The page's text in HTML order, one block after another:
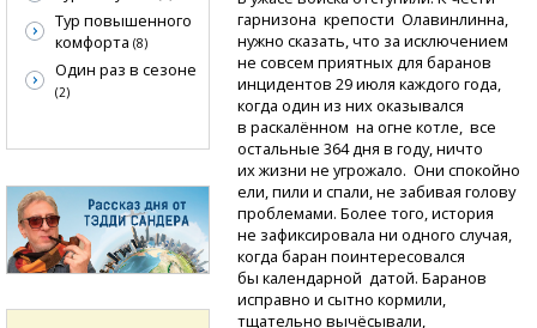
гарнизона крепости Олавинлинна,
нужно сказать, что за исключением
не совсем приятных для баранов
инцидентов 29 июля каждого года,
когда один из них оказывался
в раскалённом на огне котле, все
остальные 364 дня в году, ничто
их жизни не угрожало. Они спокойно
ели, пили и спали, не забивая голову
проблемами. Более того, история
не зафиксировала ни одного случая,
когда баран поинтересовался
бы календарной датой. Баранов
исправно и сытно кормили,
тщательно вычёсывали,
Тур повышенного
комфорта (8)
Один раз в сезоне
(2)